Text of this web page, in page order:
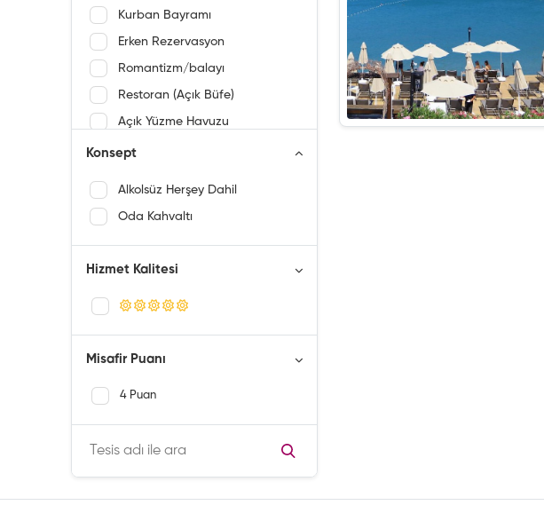
Kurban Bayramı
Erken Rezervasyon
Romantizm/balayı
Restoran (Açık Büfe)
Açık Yüzme Havuzu
Kapalı Yüzme Havuzu
Bayrama Önerilen Oteller
Yaz Fırsatları
Ara Tatil Dönemi
Konsept
Alkolsüz Herşey Dahil
Oda Kahvaltı
Hizmet Kalitesi
Misafir Puanı
4 Puan